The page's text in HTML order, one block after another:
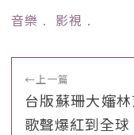
音樂 ﹒ 影視 ﹒
←上一篇
台版蘇珊大嬸
歌聲爆紅到全球